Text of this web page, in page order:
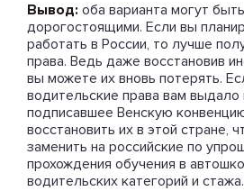
Вывод: оба варианта могут
дорогостоящими. Если вы
работать в России, то лучше
права. Ведь даже восстановив
вы можете их вновь потерять.
водительские права вам выдало
подписавшее Венскую
восстановить их в этой стране,
заменить на российские по
прохождения обучения в
водительских категорий и стажа.